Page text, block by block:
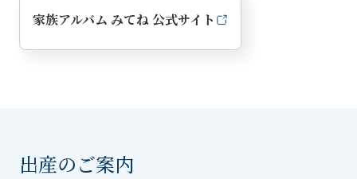
家族アルバム みてね 公式サイト
出産のご案内